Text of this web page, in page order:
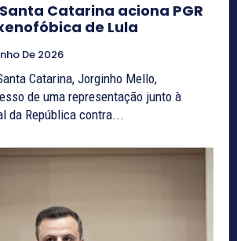
Catarina aciona PGR
de Lula
De 2026
Catarina, Jorginho Mello,
de uma representação junto à
da República contra...